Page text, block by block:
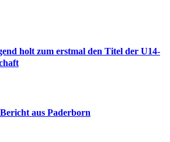
holt zum erstmal den Titel der U14-
aus Paderborn